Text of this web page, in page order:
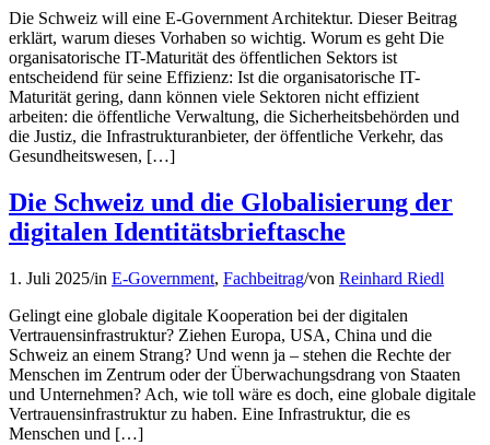
Die Schweiz will eine E-Government Architektur. Dieser Beitrag
erklärt, warum dieses Vorhaben so wichtig. Worum es geht Die
organisatorische IT-Maturität des öffentlichen Sektors ist
entscheidend für seine Effizienz: Ist die organisatorische IT-
Maturität gering, dann können viele Sektoren nicht effizient
arbeiten: die öffentliche Verwaltung, die Sicherheitsbehörden und
die Justiz, die Infrastrukturanbieter, der öffentliche Verkehr, das
Gesundheitswesen, […]
Die Schweiz und die Globalisierung der
digitalen Identitätsbrieftasche
1. Juli 2025/in E-Government, Fachbeitrag/von Reinhard Riedl
Gelingt eine globale digitale Kooperation bei der digitalen
Vertrauensinfrastruktur? Ziehen Europa, USA, China und die
Schweiz an einem Strang? Und wenn ja – stehen die Rechte der
Menschen im Zentrum oder der Überwachungsdrang von Staaten
und Unternehmen? Ach, wie toll wäre es doch, eine globale digitale
Vertrauensinfrastruktur zu haben. Eine Infrastruktur, die es
Menschen und […]